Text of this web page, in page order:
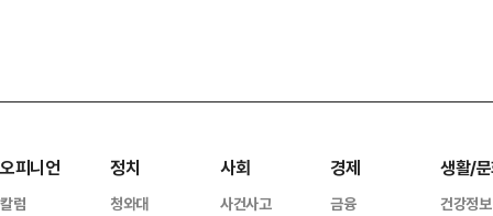
오피니언
칼럼
정치
청와대
사회
사건사고
경제
금융
생활/
건강정보